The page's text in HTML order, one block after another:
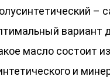
–
вариант
масло состоит из
и